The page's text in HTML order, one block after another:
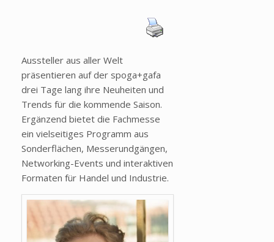
Aussteller aus aller Welt
präsentieren auf der spoga+gafa
drei Tage lang ihre Neuheiten und
Trends für die kommende Saison.
Ergänzend bietet die Fachmesse
ein vielseitiges Programm aus
Sonderflächen, Messerundgängen,
Networking-Events und interaktiven
Formaten für Handel und Industrie.